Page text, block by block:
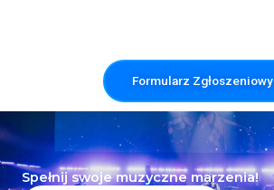
Formularz Zgłoszeniowy
Spełnij swoje muzyczne marzenia!